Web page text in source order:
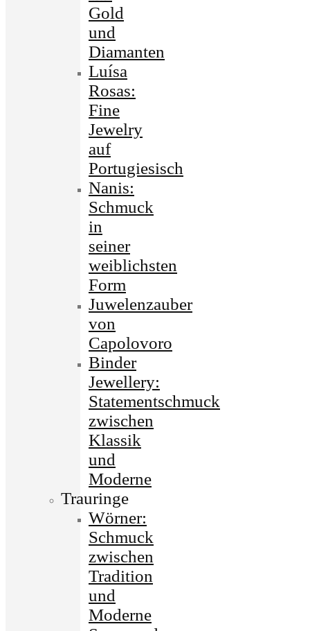
Gold
und
Diamanten
Luísa
Rosas:
Fine
Jewelry
auf
Portugiesisch
Nanis:
Schmuck
in
seiner
weiblichsten
Form
Juwelenzauber
von
Capolovoro
Binder
Jewellery:
Statementschmuck
zwischen
Klassik
und
Moderne
Trauringe
Wörner:
Schmuck
zwischen
Tradition
und
Moderne